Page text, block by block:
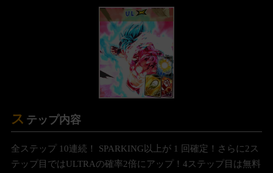
UL
ス テップ内容
全ステップ 10連続！ SPARKING以上が 1 回確定！さらに2ス
テップ目ではULTRAの確率2倍にアップ！4ステップ目は無料